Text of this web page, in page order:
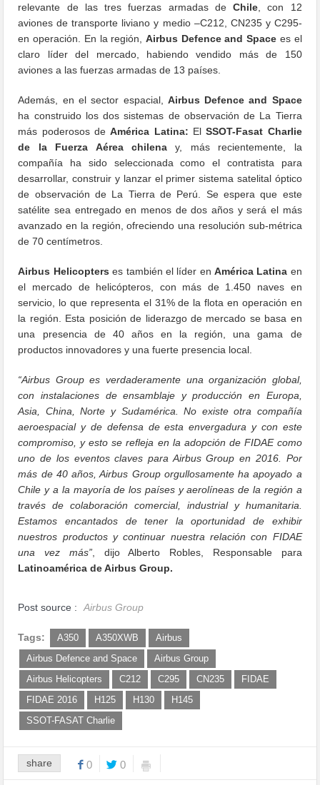
relevante de las tres fuerzas armadas deChile , con 12
aviones de transporte liviano y medio –C212, CN235 y C295-
en operación. En la región, Airbus Defence and Space es el
claro líder del mercado, habiendo vendido más de 150
aviones a las fuerzas armadas de 13 países.
Además, en el sector espacial, Airbus Defence and Space
ha construido los dos sistemas de observación de La Tierra
más poderosos deAmérica Latina: ElSSOT-Fasat Charlie
de la Fuerza Aérea chilena y, más recientemente, la
compañía ha sido seleccionada como el contratista para
desarrollar, construir y lanzar el primer sistema satelital óptico
de observación de La Tierra de Perú. Se espera que este
satélite sea entregado en menos de dos años y será el más
avanzado en la región, ofreciendo una resolución sub-métrica
de 70 centímetros.
Airbus Helicopters es también el líder en América Latina en
el mercado de helicópteros, con más de 1.450 naves en
servicio, lo que representa el 31% de la flota en operación en
la región. Esta posición de liderazgo de mercado se basa en
una presencia de 40 años en la región, una gama de
productos innovadores y una fuerte presencia local.
“Airbus Group es verdaderamente una organización global,
con instalaciones de ensamblaje y producción en Europa,
Asia, China, Norte y Sudamérica. No existe otra compañía
aeroespacial y de defensa de esta envergadura y con este
compromiso, y esto se refleja en la adopción de FIDAE como
uno de los eventos claves para Airbus Group en 2016. Por
más de 40 años, Airbus Group orgullosamente ha apoyado a
Chile y a la mayoría de los países y aerolíneas de la región a
través de colaboración comercial, industrial y humanitaria.
Estamos encantados de tener la oportunidad de exhibir
nuestros productos y continuar nuestra relación con FIDAE
una vez más”, dijo Alberto Robles, Responsable para
Latinoamérica de Airbus Group.
Post source : Airbus Group
Tags: A350 A350XWB
Airbus
Airbus Defence and Space
Airbus Group
Airbus Helicopters
C212 C295 CN235
FIDAE
FIDAE 2016
H125 H130
H145
SSOT-FASAT Charlie
share 0 0